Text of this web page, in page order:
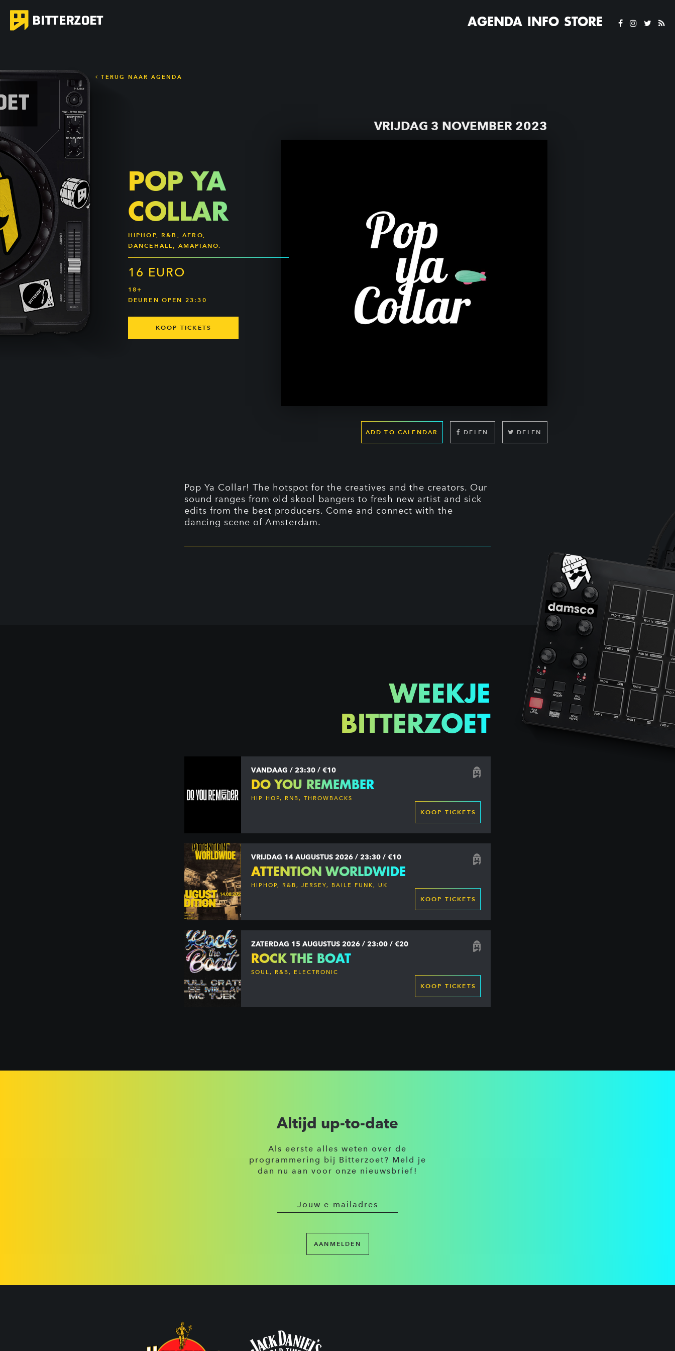
AGENDA INFO STORE
TERUG NAAR AGENDA
VRIJDAG 3 NOVEMBER 2023
ADD TO CALENDAR DELEN DELEN
POP YA
COLLAR
HIPHOP, R&B, AFRO,
DANCEHALL, AMAPIANO.
16 EURO
18+
DEUREN OPEN 23:30
KOOP TICKETS
Pop Ya Collar! The hotspot for the creatives and the creators. Our
sound ranges from old skool bangers to fresh new artist and sick
edits from the best producers. Come and connect with the
dancing scene of Amsterdam.
WEEKJE
BITTERZOET
VANDAAG / 23:30 / €10
DO YOU REMEMBER
HIP HOP, RNB, THROWBACKS
KOOP TICKETS
VRIJDAG 14 AUGUSTUS 2026 / 23:30 / €10
ATTENTION WORLDWIDE
HIPHOP, R&B, JERSEY, BAILE FUNK, UK
KOOP TICKETS
ZATERDAG 15 AUGUSTUS 2026 / 23:00 / €20
ROCK THE BOAT
SOUL, R&B, ELECTRONIC
KOOP TICKETS
Altijd up-to-date
Als eerste alles weten over de
programmering bij Bitterzoet? Meld je
dan nu aan voor onze nieuwsbrief!
AANMELDEN